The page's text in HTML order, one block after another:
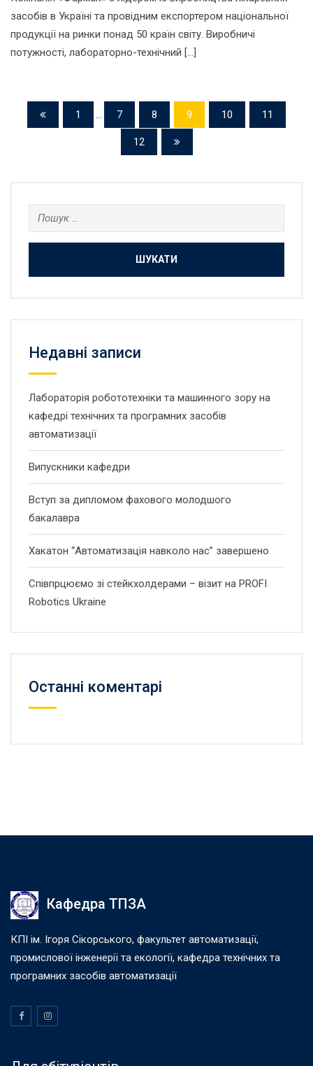
засобів в Україні та провідним експортером національної
продукції на ринки понад 50 країн світу. Виробничі
потужності, лабораторно-технічний […]
1 ... 7 8 9 10 11
12
Пошук:
Недавні записи
Лабораторія робототехніки та машинного зору на
кафедрі технічних та програмних засобів
автоматизації
Випускники кафедри
Вступ за дипломом фахового молодшого
бакалавра
Хакатон “Автоматизація навколо нас” завершено
Співпрцюємо зі стейкхолдерами – візит на PROFI
Robotics Ukraine
Останні коментарі
Кафедра ТПЗА
КПІ ім. Ігоря Сікорського, факультет автоматизації,
промислової інженерії та екології, кафедра технічних та
програмних засобів автоматизації